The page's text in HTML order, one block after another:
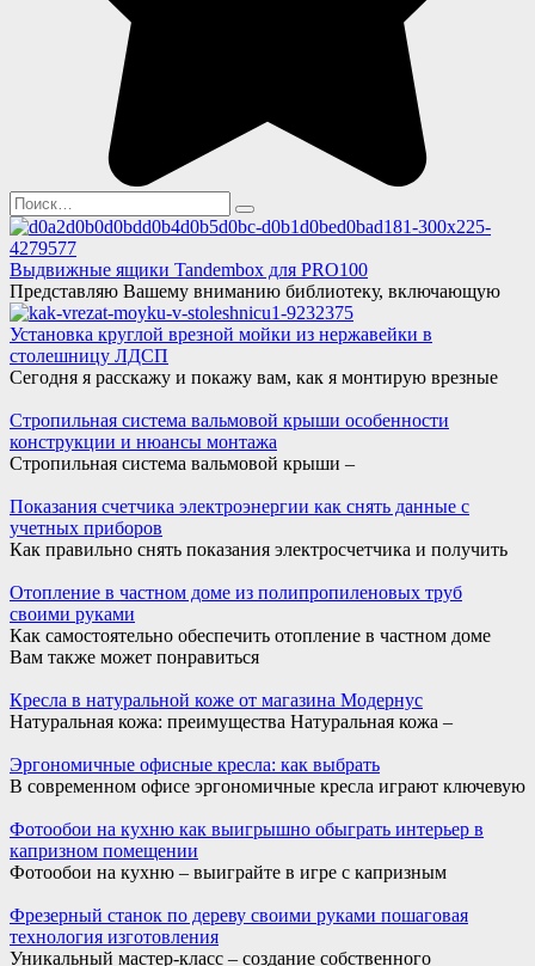
Search
for:
Выдвижные ящики Tandembox для PRO100
Представляю Вашему вниманию библиотеку, включающую
Установка круглой врезной мойки из нержавейки в
столешницу ЛДСП
Сегодня я расскажу и покажу вам, как я монтирую врезные
Стропильная система вальмовой крыши особенности
конструкции и нюансы монтажа
Стропильная система вальмовой крыши –
Показания счетчика электроэнергии как снять данные с
учетных приборов
Как правильно снять показания электросчетчика и получить
Отопление в частном доме из полипропиленовых труб
своими руками
Как самостоятельно обеспечить отопление в частном доме
Вам также может понравиться
Кресла в натуральной коже от магазина Модернус
Натуральная кожа: преимущества Натуральная кожа –
Эргономичные офисные кресла: как выбрать
В современном офисе эргономичные кресла играют ключевую
Фотообои на кухню как выигрышно обыграть интерьер в
капризном помещении
Фотообои на кухню – выиграйте в игре с капризным
Фрезерный станок по дереву своими руками пошаговая
технология изготовления
Уникальный мастер-класс – создание собственного